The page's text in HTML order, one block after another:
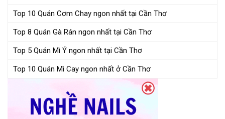
Top 10 Quán Cơm Chay ngon nhất tại Cần Thơ
Top 8 Quán Gà Rán ngon nhất tại Cần Thơ
Top 5 Quán Mì Ý ngon nhất tại Cần Thơ
Top 10 Quán Mì Cay ngon nhất ở Cần Thơ